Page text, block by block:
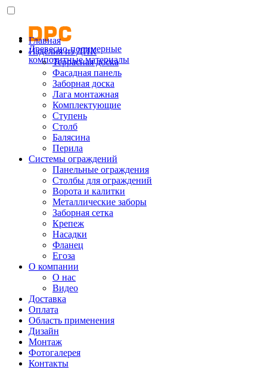
Древесно-полимерные
композитные материалы
Главная
Изделия из ДПК
Террасная доска
Фасадная панель
Заборная доска
Лага монтажная
Комплектующие
Ступень
Столб
Балясина
Перила
Системы ограждений
Панельные ограждения
Столбы для ограждений
Ворота и калитки
Металлические заборы
Заборная сетка
Крепеж
Насадки
Фланец
Егоза
О компании
О нас
Видео
Доставка
Оплата
Область применения
Дизайн
Монтаж
Фотогалерея
Контакты